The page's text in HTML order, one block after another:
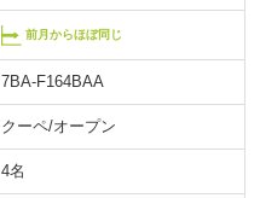
前月からほぼ同じ
7BA-F164BAA
クーペ/オープン
4名